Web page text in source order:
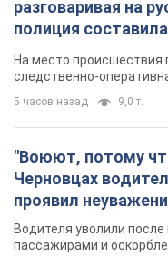
Видео
пассажирами и
8 часов назад 8,3 т.
"Не следит за
Киеве
оскорбил женщину
химиотерапии,
Фото
Сотрудник салона
женщины, заявив, что у
час назад 10,1 т.